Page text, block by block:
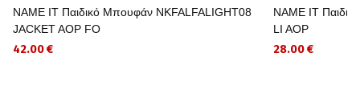
NAME IT Παιδικό Μπουφάν NKFALFALIGHT08
JACKET AOP FO
42.00 €
NAME IT
LI AOP
28.00 €